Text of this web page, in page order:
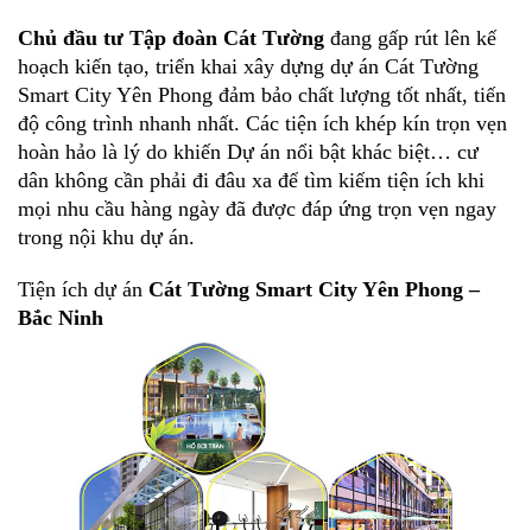
Chủ đầu tư Tập đoàn Cát Tường đang gấp rút lên kế
hoạch kiến tạo, triển khai xây dựng dự án Cát Tường
Smart City Yên Phong đảm bảo chất lượng tốt nhất, tiến
độ công trình nhanh nhất. Các tiện ích khép kín trọn vẹn
hoàn hảo là lý do khiến Dự án nổi bật khác biệt… cư
dân không cần phải đi đâu xa để tìm kiếm tiện ích khi
mọi nhu cầu hàng ngày đã được đáp ứng trọn vẹn ngay
trong nội khu dự án.
Tiện ích dự án Cát Tường Smart City Yên Phong –
Bắc Ninh